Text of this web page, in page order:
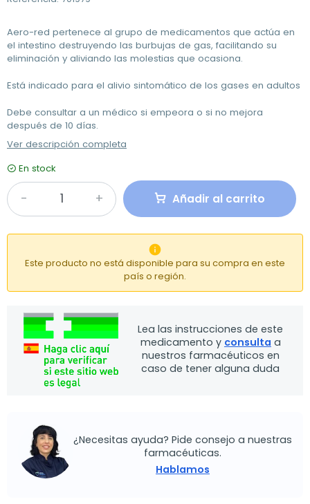
Aero-red pertenece al grupo de medicamentos que actúa en
el intestino destruyendo las burbujas de gas, facilitando su
eliminación y aliviando las molestias que ocasiona.
Está indicado para el alivio sintomático de los gases en adultos
Debe consultar a un médico si empeora o si no mejora
después de 10 días.
Ver descripción completa
En stock
Añadir al carrito

Este producto no está disponible para su compra en este
país o región.
Lea las instrucciones de este
medicamento y consulta a
nuestros farmacéuticos en
caso de tener alguna duda
¿Necesitas ayuda? Pide consejo a nuestras
farmacéuticas.
Hablamos